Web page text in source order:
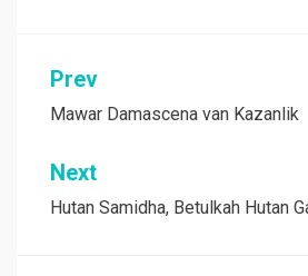
Post
navigation
Prev
Mawar Damascena van Kazanlik
Next
Hutan Samidha, Betulkah Hutan